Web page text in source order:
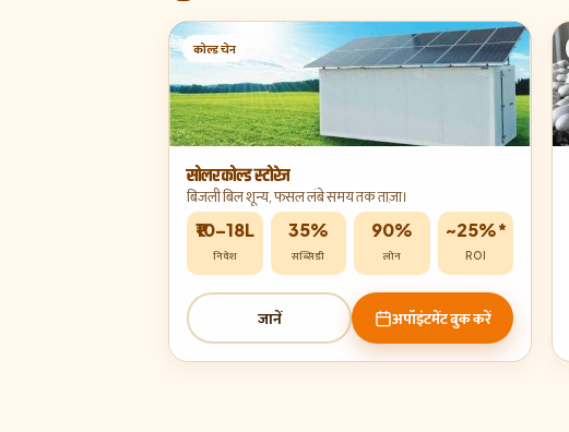
कोल्ड चेन
सोलर कोल्ड स्टोरेज
बिजली बिल शून्य, फसल लंबे समय तक ताज़ा।
₹10–18L
निवेश
35%
सब्सिडी
90%
लोन
~25%*
ROI
जानें अपॉइंटमेंट बुक करें